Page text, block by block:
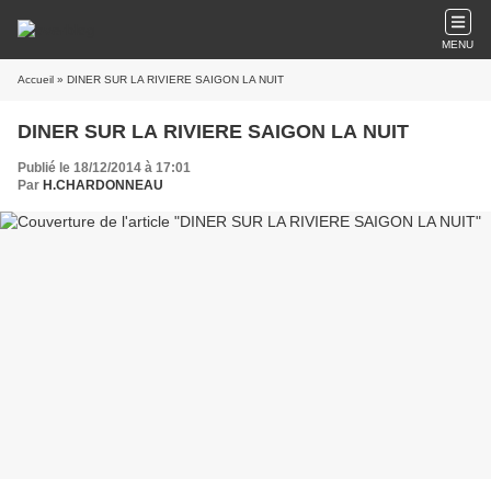
MENU
Accueil » DINER SUR LA RIVIERE SAIGON LA NUIT
DINER SUR LA RIVIERE SAIGON LA NUIT
Publié le 18/12/2014 à 17:01
Par H.CHARDONNEAU